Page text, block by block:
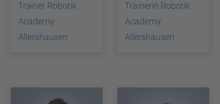
Trainer Robotik
Academy
Allershausen
Trainerin Robotik
Academy
Allershausen